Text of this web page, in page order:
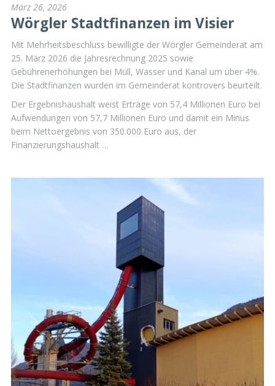
März 26, 2026
Wörgler Stadtfinanzen im Visier
Mit Mehrheitsbeschluss bewilligte der Wörgler Gemeinderat am
25. März 2026 die Jahresrechnung 2025 sowie
Gebührenerhöhungen bei Müll, Wasser und Kanal um über 4%.
Die Stadtfinanzen wurden im Gemeinderat kontrovers beurteilt.
Der Ergebnishaushalt weist Erträge von 57,4 Millionen Euro bei
Aufwendungen von 57,7 Millionen Euro und damit ein Minus
beim Nettoergebnis von 350.000 Euro aus, der
Finanzierungshaushalt …